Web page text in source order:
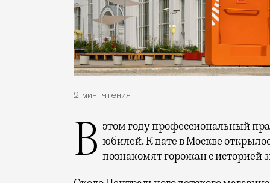
2 мин. чтения
В этом году профессиональный праздник День строителя отмечает 70-летний юбилей. К дате в Москве
познакомят горожан с историей